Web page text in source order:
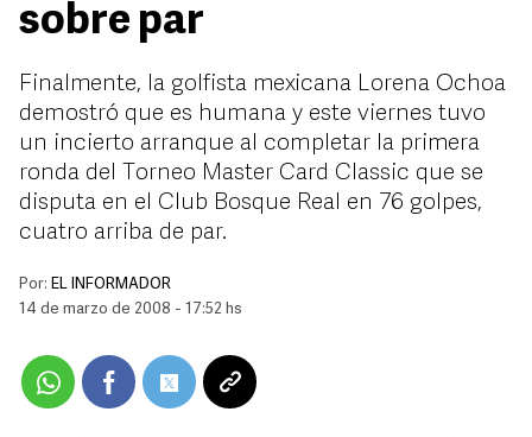
sobre par
Finalmente, la golfista mexicana Lorena Ochoa
demostró que es humana y este viernes tuvo
un incierto arranque al completar la primera
ronda del Torneo Master Card Classic que se
disputa en el Club Bosque Real en 76 golpes,
cuatro arriba de par.
Por: EL INFORMADOR
14 de marzo de 2008 - 17:52 hs